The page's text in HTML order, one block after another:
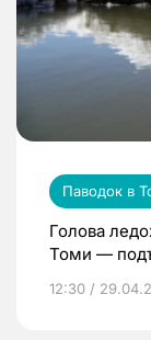
Паводок в
Голова
Томи —
12:30 /